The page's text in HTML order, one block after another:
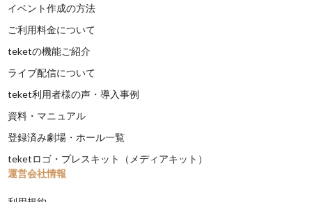
イベント作成の方法
ご利用料金について
teketの機能ご紹介
ライブ配信について
teket利用者様の声・導入事例
資料・マニュアル
登録済み劇場・ホール一覧
teketロゴ・プレスキット（メディアキット）
運営会社情報